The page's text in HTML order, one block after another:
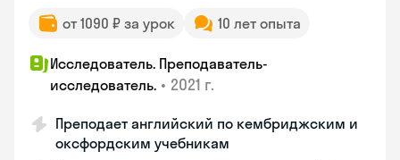
от 1090 ₽ за урок 10 лет опыта
Исследователь. Преподаватель-
исследователь. • 2021 г.
Преподает английский по кембриджским и
оксфордским учебникам